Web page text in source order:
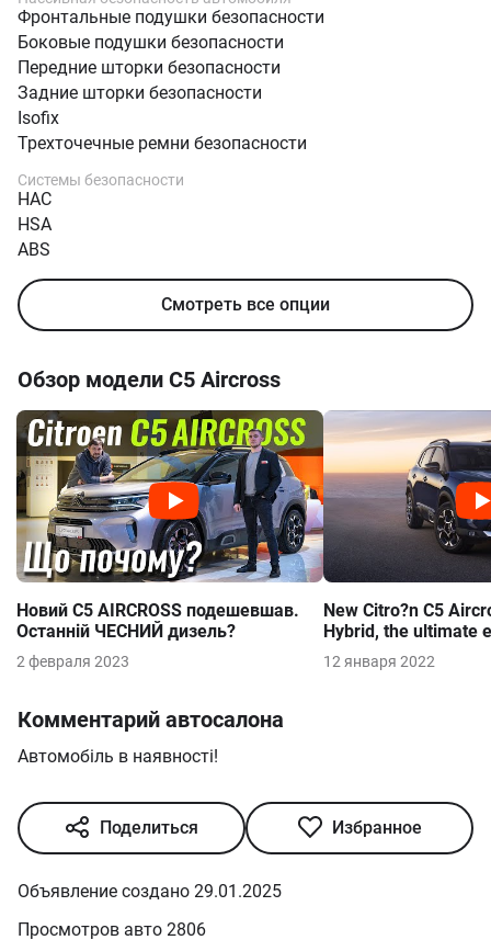
Иммобилайзер
Пассивная безопасность автомобиля
Фронтальные подушки безопасности
Боковые подушки безопасности
Передние шторки безопасности
Задние шторки безопасности
Isofix
Трехточечные ремни безопасности
Системы безопасности
HAC
HSA
ABS
EBS
Гарантия
Гарантийный период, мес.
36
Обзор моделиC5 Aircross
Новий C5 AIRCROSS подешевшав.
2 февраля 2023
New Citro?n C5
Автомобіль в наявності!
Поделиться